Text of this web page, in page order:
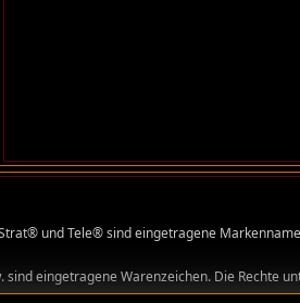
und Tele® sind eingetragene
eingetragene Warenzeichen. Die Rechte